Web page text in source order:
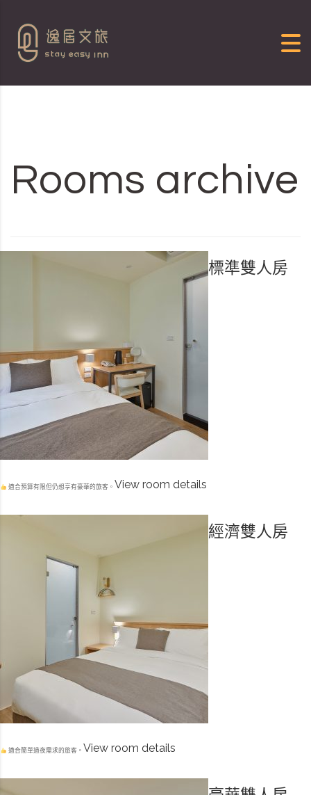
Rooms archive
標準雙人房
適合預算有限但仍想享有豪華的旅客。 View room details
經濟雙人房
適合簡單過夜需求的旅客。 View room details